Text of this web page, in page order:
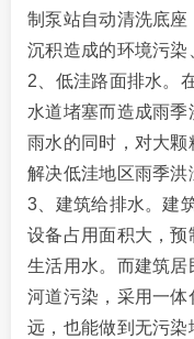
制泵站自动清洗底
沉积造成的环境污染
2、低洼路面排水。
水道堵塞而造成雨
雨水的同时，对大颗
解决低洼地区雨季洪
3、建筑给排水。建
设备占用面积大，
生活用水。而建筑
河道污染，采用一
远，也能做到无污染